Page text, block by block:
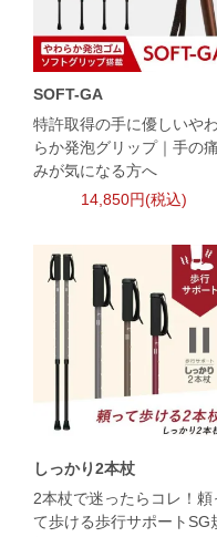
SOFT-GA
特許取得の手に優しいやわ
らか発泡グリップ｜手の痛
みが気になる方へ
14,850円(税込)
しっかり2本杖
2本杖で迷ったらコレ！頼
て歩ける歩行サポートSG